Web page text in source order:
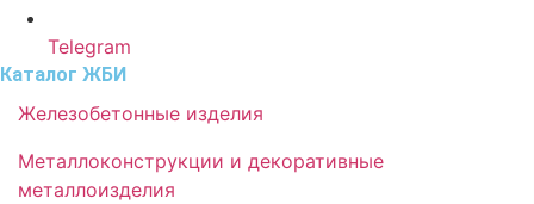
Telegram
Каталог ЖБИ
Железобетонные изделия
Металлоконструкции и декоративные
металлоизделия